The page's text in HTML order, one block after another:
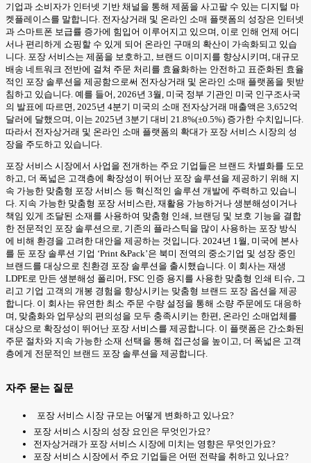
기업과 소비자가 인터넷 기반 채널을 통해 제품을 사고팔 수 있는 디지털 마
켓플레이스를 말합니다. 전자상거래 및 온라인 소매 플랫폼의 성장은 인터넷
과 스마트폰 보급률 증가에 힘입어 이루어지고 있으며, 이로 인해 언제 어디
서나 편리하게 쇼핑할 수 있게 되어 온라인 구매의 확산이 가속화되고 있습
니다. 포장 서비스는 제품을 보호하고, 브랜드 이미지를 향상시키며, 대규모
배송 네트워크 전반에 걸쳐 주문 처리를 효율화하는 안전하고 표준화된 효율
적인 포장 솔루션을 제공함으로써 전자상거래 및 온라인 소매 플랫폼을 뒷받
침하고 있습니다. 예를 들어, 2026년 3월, 미국 정부 기관인 미국 인구조사국
의 발표에 따르면, 2025년 4분기 미국의 소매 전자상거래 매출액은 3,652억
달러에 달했으며, 이는 2025년 3분기 대비 21.8%(±0.5%) 증가한 수치입니다.
따라서 전자상거래 및 온라인 소매 플랫폼의 확대가 포장 서비스 시장의 성
장을 주도하고 있습니다.
포장 서비스 시장에서 사업을 전개하는 주요 기업들은 브랜드 차별화를 도모
하고, 더 폭넓은 고객층에 확장성이 뛰어난 포장 솔루션을 제공하기 위해 지
속 가능한 맞춤형 포장 서비스 등 혁신적인 솔루션 개발에 주력하고 있습니
다. 지속 가능한 맞춤형 포장 서비스란, 재활용 가능하거나 생분해성이거나
책임 있게 조달된 소재를 사용하여 맞춤형 인쇄, 브랜딩 및 보호 기능을 결합
한 전문적인 포장 솔루션으로, 기존의 플라스틱을 많이 사용하는 포장 방식
에 비해 환경을 고려한 대안을 제공하는 것입니다. 2024년 1월, 미국에 본사
를 둔 포장 솔루션 기업 ‘Print &Pack’은 북미 전역의 중소기업 및 성장 중인
브랜드를 대상으로 친환경 포장 솔루션을 출시했습니다. 이 회사는 재생
LDPE로 만든 생분해성 폴리머, FSC 인증 용지를 사용한 맞춤형 인쇄 티슈, 그
리고 기업 고객의 개봉 경험을 향상시키는 맞춤형 브랜드 포장 옵션을 제공
합니다. 이 회사는 유연한 최소 주문 수량 설정을 통해 소량 주문에도 대응하
며, 맞춤화와 업무상의 편의성을 모두 충족시키는 한편, 온라인 소매업체를
대상으로 확장성이 뛰어난 포장 서비스를 제공합니다. 이 플랫폼은 간소화된
주문 절차와 지속 가능한 소재 선택을 통해 접근성을 높이고, 더 폭넓은 고객
층에게 전문적인 브랜드 포장 솔루션을 제공합니다.
자주 묻는 질문
포장 서비스 시장 규모는 어떻게 변화하고 있나요?
포장 서비스 시장의 성장 요인은 무엇인가요?
전자상거래가 포장 서비스 시장에 미치는 영향은 무엇인가요?
포장 서비스 시장에서 주요 기업들은 어떤 전략을 취하고 있나요?